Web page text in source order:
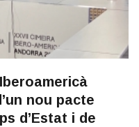
nou pacte
d’Estat i de